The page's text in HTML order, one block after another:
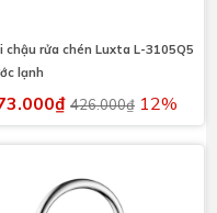
chậu rửa chén Luxta L-3105Q5
lạnh
426.000₫ 12%